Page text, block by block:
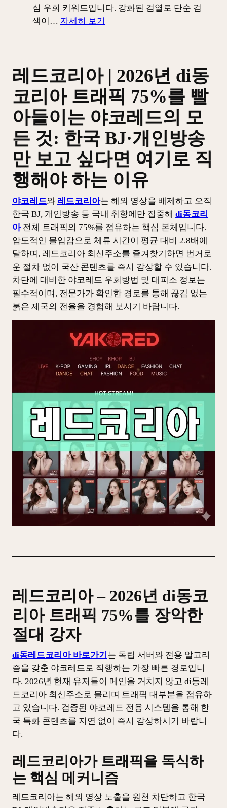
안
전
코
리
아
바
로
가
기
실
전
가
이
드
심 우회 키워드입니다. 강화된 검열로 단순 검
색이… 자세히 보기
코
리
아
|
2026
야
코
레
최
신
주
소
와
안
전
우
회
법
완
벽
정
리
레드코리아 | 2026년 di동
코리아 트래픽 75%를 빨
아들이는 야코레드의 모
든 것: 한국 BJ·개인방송
만 보고 싶다면 여기로 직
행해야 하는 이유
야코레드와 레드코리아는 해외 영상을 배제하고 오직
한국 BJ, 개인방송 등 국내 취향에만 집중해 di동코리
아전체 트래픽의 75%를 점유하는 핵심 본체입니다.
압도적인 몰입감으로 체류 시간이 평균 대비 2.8배에
달하며, 레드코리아 최신주소를 즐겨찾기하면 번거로
운 절차 없이 국산 콘텐츠를 즉시 감상할 수 있습니다.
차단에 대비한 야코레드 우회방법 및 대피소 정보는
필수적이며, 전문가가 확인한 경로를 통해 끊김 없는
붉은 제국의 전율을 경험해 보시기 바랍니다.
레드코리아 – 2026년 di동코
리아 트래픽 75%를 장악한
절대 강자
di동레드코리아 바로가기 는 독립 서버와 전용 알고리
즘을 갖춘 야코레드로 직행하는 가장 빠른 경로입니
다. 2026년 현재 유저들이 메인을 거치지 않고 di동레
드코리아 최신주소로 몰리며 트래픽 대부분을 점유하
고 있습니다. 검증된 야코레드 전용 시스템을 통해 한
국 특화 콘텐츠를 지연 없이 즉시 감상하시기 바랍니
다.
레드코리아가 트래픽을 독식하
는 핵심 메커니즘
레드코리아는 해외 영상 노출을 원천 차단하고 한국